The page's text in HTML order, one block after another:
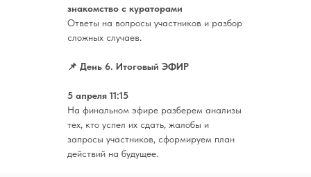
знакомство с кураторами
Ответы на вопросы участников и разбор
сложных случаев.
📌 День 6. Итоговый ЭФИР
5 апреля 11:15
На финальном эфире разберем анализы
тех, кто успел их сдать, жалобы и
запросы участников, сформируем план
действий на будущее.